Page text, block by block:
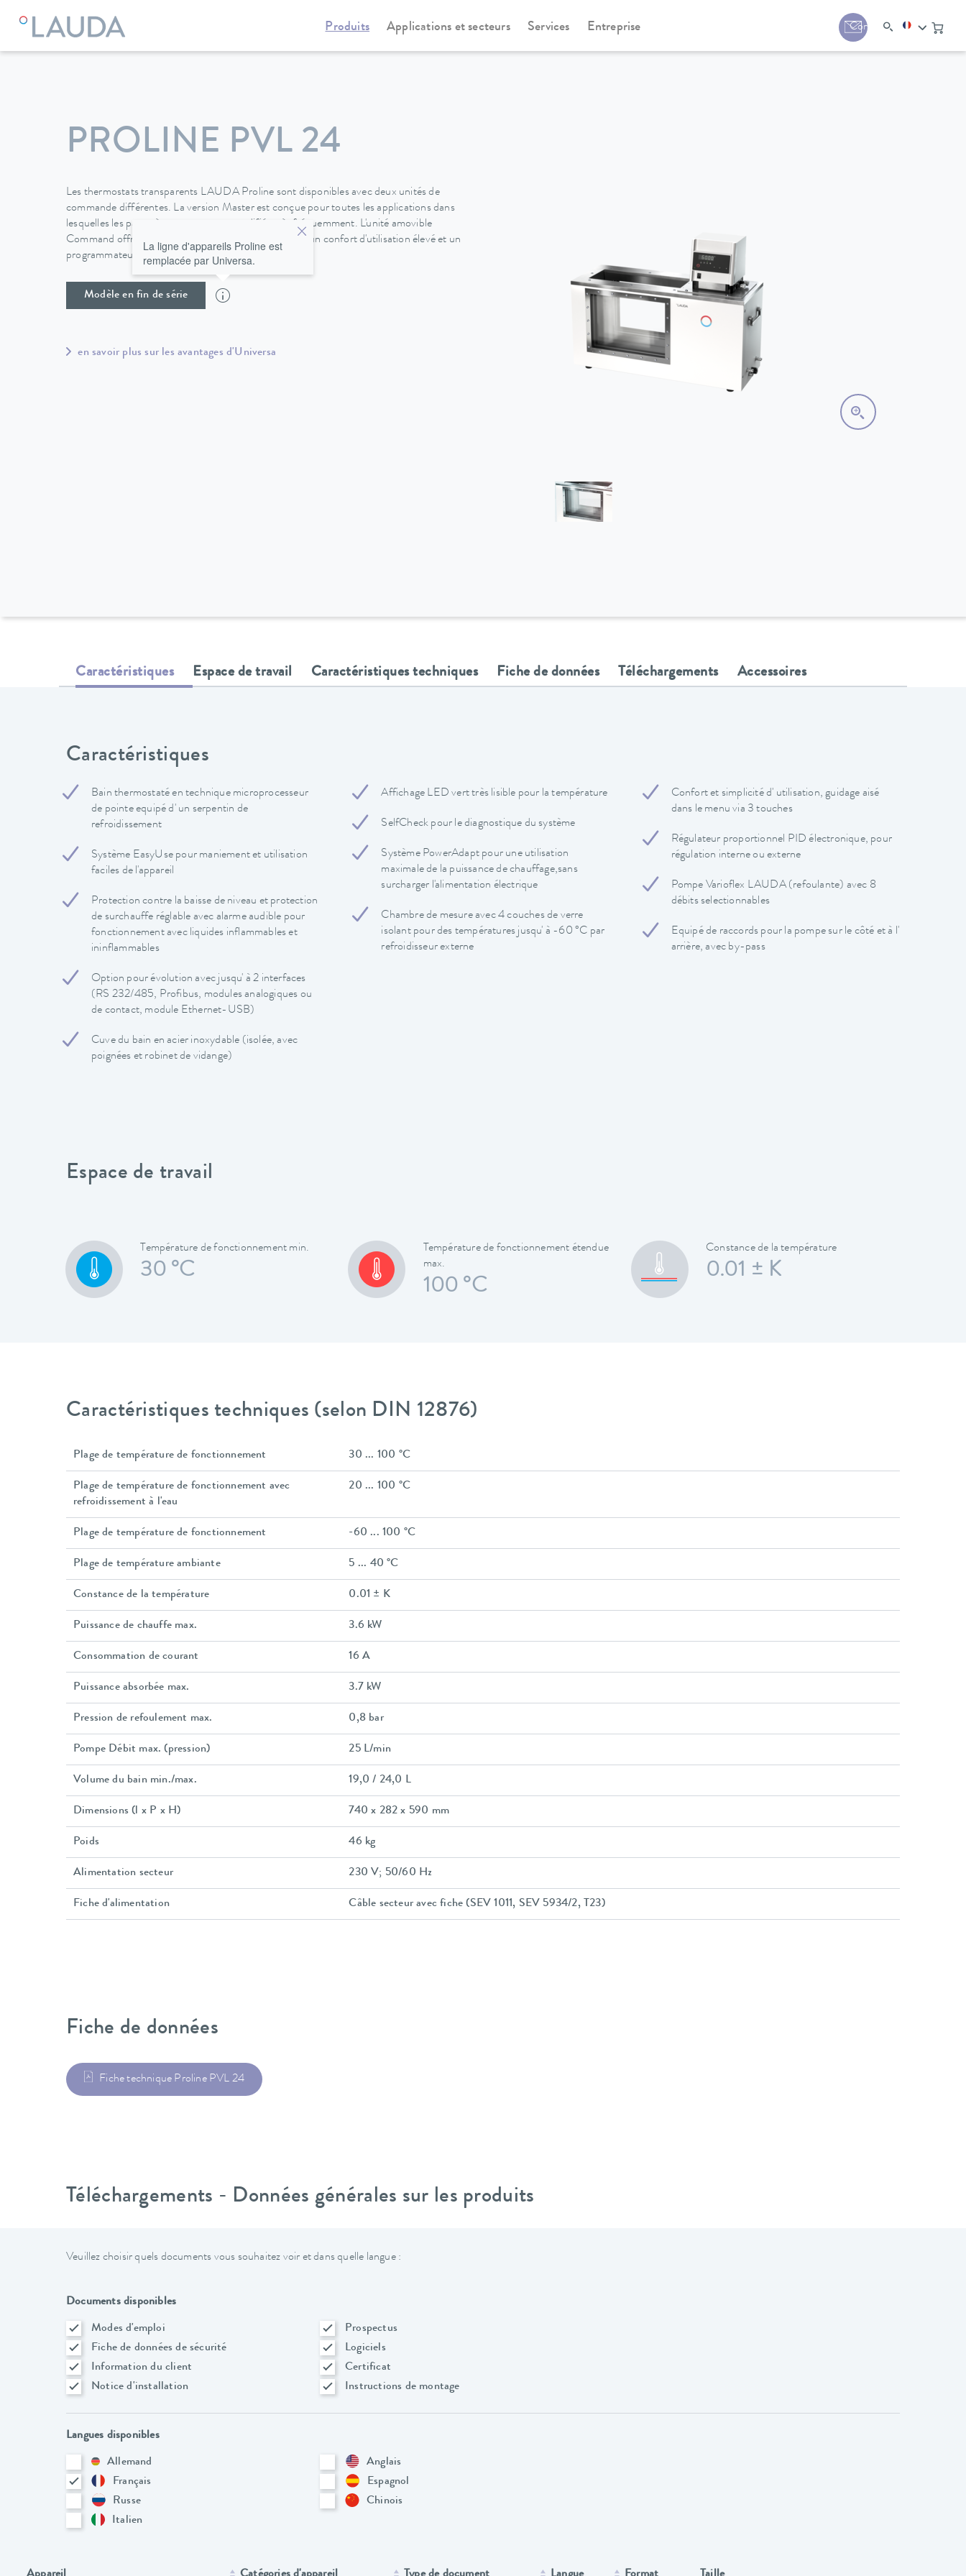
Produits Applications et secteurs Services Entreprise Contact
LAUDA Appareils de thermorégulation Viscotemp Pro-Serie Viscotemp Pro-Serie
PROLINE PVL 24
Les thermostats transparents LAUDA Proline sont disponibles avec deux unités de
commande différentes. La version Master est conçue pour toutes les applications dans
lesquelles les paramètres ne sont pas modifiés très fréquemment. L'unité amovible
Command offre un écran graphique LCD qui garantit un confort d'utilisation élevé et un
programmateur supplémentaire.
Modèle en fin de série
La ligne d'appareils Proline est
remplacée par Universa.
en savoir plus sur les avantages d'Universa
Caractéristiques Espace de travail Caractéristiques techniques Fiche de données Téléchargements Accessoires
Caractéristiques
Bain thermostaté en technique microprocesseur
de pointe equipé d' un serpentin de
refroidissement
Système EasyUse pour maniement et utilisation
faciles de l'appareil
Protection contre la baisse de niveau et protection
de surchauffe réglable avec alarme audible pour
fonctionnement avec liquides inflammables et
ininflammables
Option pour évolution avec jusqu' à 2 interfaces
(RS 232/485, Profibus, modules analogiques ou
de contact, module Ethernet-USB)
Cuve du bain en acier inoxydable (isolée, avec
poignées et robinet de vidange)
Affichage LED vert très lisible pour la température
SelfCheck pour le diagnostique du système
Système PowerAdapt pour une utilisation
maximale de la puissance de chauffage,sans
surcharger l'alimentation électrique
Chambre de mesure avec 4 couches de verre
isolant pour des températures jusqu' à -60 °C par
refroidisseur externe
Confort et simplicité d' utilisation, guidage aisé
dans le menu via 3 touches
Régulateur proportionnel PID électronique, pour
régulation interne ou externe
Pompe Varioflex LAUDA (refoulante) avec 8
débits selectionnables
Equipé de raccords pour la pompe sur le côté et à l'
arrière, avec by-pass
Espace de travail
Température de fonctionnement min.
30 °C
Température de fonctionnement étendue
max.
100 °C
Constance de la température
0.01 ± K
Caractéristiques techniques (selon DIN 12876)
Plage de température de fonctionnement 30 ... 100 °C
Plage de température de fonctionnement avec
refroidissement à l'eau
20 ... 100 °C
Plage de température de fonctionnement -60 ... 100 °C
Plage de température ambiante 5 ... 40 °C
Constance de la température 0.01 ± K
Puissance de chauffe max. 3.6 kW
Consommation de courant 16 A
Puissance absorbée max. 3.7 kW
Pression de refoulement max. 0,8 bar
Pompe Débit max. (pression) 25 L/min
Volume du bain min./max. 19,0 / 24,0 L
Dimensions (l x P x H) 740 x 282 x 590 mm
Poids 46 kg
Alimentation secteur 230 V; 50/60 Hz
Fiche d'alimentation Câble secteur avec fiche (SEV 1011, SEV 5934/2, T23)
Fiche de données
Fiche technique Proline PVL 24
Téléchargements - Données générales sur les produits
Veuillez choisir quels documents vous souhaitez voir et dans quelle langue :
Documents disponibles
Modes d'emploi
Prospectus
Fiche de données de sécurité
Logiciels
Information du client
Certificat
Notice d'installation
Instructions de montage
Langues disponibles
Allemand
Anglais
Français
Espagnol
Russe
Chinois
Italien